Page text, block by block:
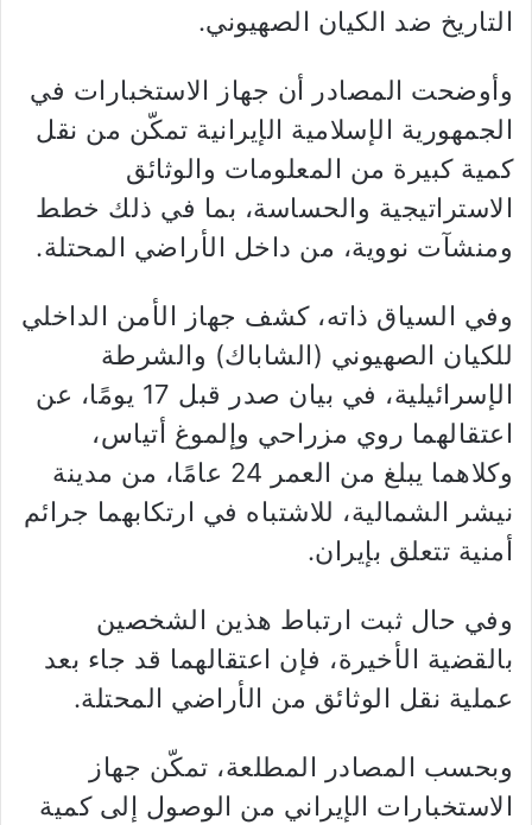
التاريخ ضد الكيان الصهيوني.
وأوضحت المصادر أن جهاز الاستخبارات في
الجمهورية الإسلامية الإيرانية تمكّن من نقل
كمية كبيرة من المعلومات والوثائق
الاستراتيجية والحساسة، بما في ذلك خطط
ومنشآت نووية، من داخل الأراضي المحتلة.
وفي السياق ذاته، كشف جهاز الأمن الداخلي
للكيان الصهيوني (الشاباك) والشرطة
الإسرائيلية، في بيان صدر قبل 17 يومًا، عن
اعتقالهما روي مزراحي وإلموغ أتياس،
وكلاهما يبلغ من العمر 24 عامًا، من مدينة
نيشر الشمالية، للاشتباه في ارتكابهما جرائم
أمنية تتعلق بإيران.
وفي حال ثبت ارتباط هذين الشخصين
بالقضية الأخيرة، فإن اعتقالهما قد جاء بعد
عملية نقل الوثائق من الأراضي المحتلة.
وبحسب المصادر المطلعة، تمكّن جهاز
الاستخبارات الإيراني من الوصول إلى كمية